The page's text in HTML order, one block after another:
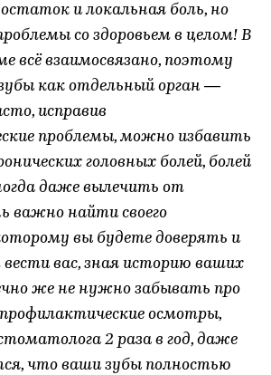
и локальная боль, но
со здоровьем в целом! В
всё взаимосвязано, поэтому
как отдельный орган —
исправив
проблемы, можно избавить
головных болей, болей
даже вылечить от
важно найти своего
вы будете доверять и
вас, зная историю ваших
же не нужно забывать про
профилактические осмотры,
2 раза в год, даже
что ваши зубы полностью